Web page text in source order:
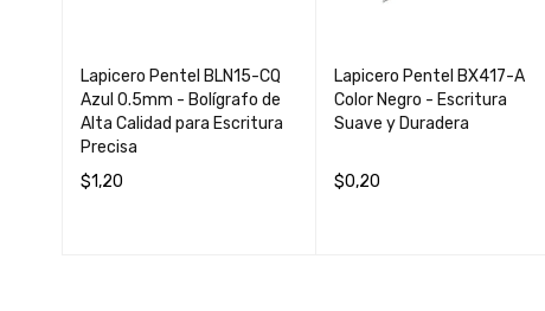
Lapicero Pentel BLN15-CQ
Azul 0.5mm - Bolígrafo de
Alta Calidad para Escritura
Precisa
$1,20
Lapicero Pentel BX417-A
Color Negro - Escritura
Suave y Duradera
$0,20